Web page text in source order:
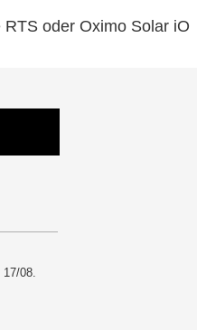
oder Oximo Solar iO
17/08.